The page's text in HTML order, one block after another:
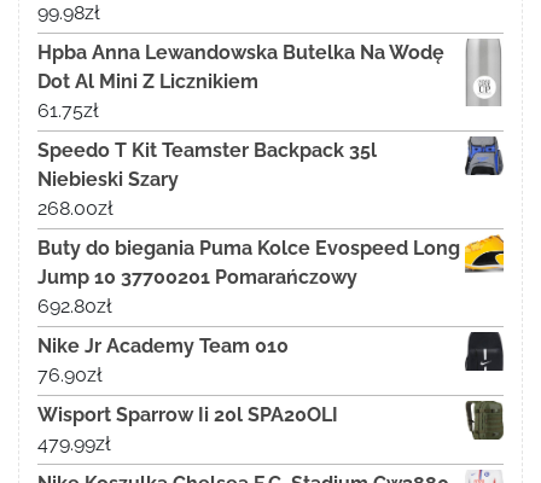
99.98zł
Hpba Anna Lewandowska Butelka Na Wodę
Dot Al Mini Z Licznikiem
61.75zł
Speedo T Kit Teamster Backpack 35l
Niebieski Szary
268.00zł
Buty do biegania Puma Kolce Evospeed Long
Jump 10 37700201 Pomarańczowy
692.80zł
Nike Jr Academy Team 010
76.90zł
Wisport Sparrow Ii 20l SPA20OLI
479.99zł